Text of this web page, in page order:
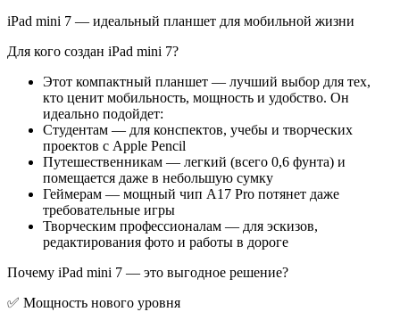
iPad mini 7 — идеальный планшет для мобильной жизни
Для кого создан iPad mini 7?
Этот компактный планшет — лучший выбор для тех,
кто ценит мобильность, мощность и удобство. Он
идеально подойдет:
Студентам — для конспектов, учебы и творческих
проектов с Apple Pencil
Путешественникам — легкий (всего 0,6 фунта) и
помещается даже в небольшую сумку
Геймерам — мощный чип A17 Pro потянет даже
требовательные игры
Творческим профессионалам — для эскизов,
редактирования фото и работы в дороге
Почему iPad mini 7 — это выгодное решение?
✅ Мощность нового уровня